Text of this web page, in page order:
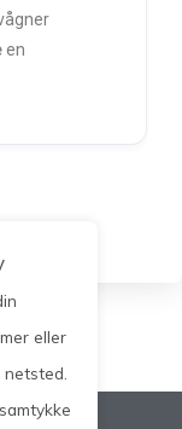
en
eller